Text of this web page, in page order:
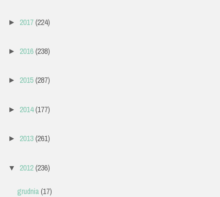
► 2017(224)
► 2016(238)
► 2015(287)
► 2014(177)
► 2013(261)
▼ 2012(236)
grudnia(17)